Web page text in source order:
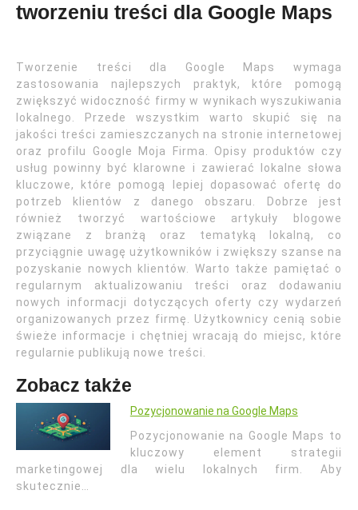
tworzeniu treści dla Google Maps
Tworzenie treści dla Google Maps wymaga
zastosowania najlepszych praktyk, które pomogą
zwiększyć widoczność firmy w wynikach wyszukiwania
lokalnego. Przede wszystkim warto skupić się na
jakości treści zamieszczanych na stronie internetowej
oraz profilu Google Moja Firma. Opisy produktów czy
usług powinny być klarowne i zawierać lokalne słowa
kluczowe, które pomogą lepiej dopasować ofertę do
potrzeb klientów z danego obszaru. Dobrze jest
również tworzyć wartościowe artykuły blogowe
związane z branżą oraz tematyką lokalną, co
przyciągnie uwagę użytkowników i zwiększy szanse na
pozyskanie nowych klientów. Warto także pamiętać o
regularnym aktualizowaniu treści oraz dodawaniu
nowych informacji dotyczących oferty czy wydarzeń
organizowanych przez firmę. Użytkownicy cenią sobie
świeże informacje i chętniej wracają do miejsc, które
regularnie publikują nowe treści.
Zobacz także
Pozycjonowanie na Google Maps
Pozycjonowanie na Google Maps to
kluczowy element strategii
marketingowej dla wielu lokalnych firm. Aby
skutecznie…